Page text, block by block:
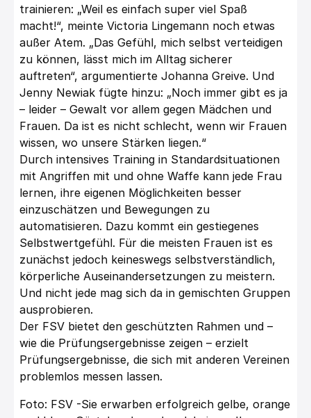
trainieren: „Weil es einfach super viel Spaß
macht!“, meinte Victoria Lingemann noch etwas
außer Atem. „Das Gefühl, mich selbst verteidigen
zu können, lässt mich im Alltag sicherer
auftreten“, argumentierte Johanna Greive. Und
Jenny Newiak fügte hinzu: „Noch immer gibt es ja
– leider – Gewalt vor allem gegen Mädchen und
Frauen. Da ist es nicht schlecht, wenn wir Frauen
wissen, wo unsere Stärken liegen.“
Durch intensives Training in Standardsituationen
mit Angriffen mit und ohne Waffe kann jede Frau
lernen, ihre eigenen Möglichkeiten besser
einzuschätzen und Bewegungen zu
automatisieren. Dazu kommt ein gestiegenes
Selbstwertgefühl. Für die meisten Frauen ist es
zunächst jedoch keineswegs selbstverständlich,
körperliche Auseinandersetzungen zu meistern.
Und nicht jede mag sich da in gemischten Gruppen
ausprobieren.
Der FSV bietet den geschützten Rahmen und –
wie die Prüfungsergebnisse zeigen – erzielt
Prüfungsergebnisse, die sich mit anderen Vereinen
problemlos messen lassen.
Foto: FSV -Sie erwarben erfolgreich gelbe, orange